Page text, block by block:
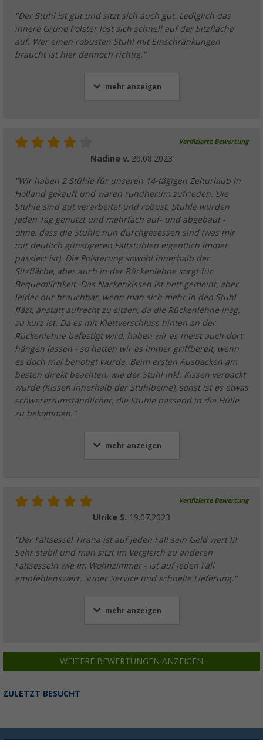
"Der Stuhl ist gut und sitzt sich auch gut. Lediglich das
innere Grüne Polster löst sich schnell auf der Sitzfläche
auf. Wer einen robusten Stuhl mit Einschränkungen
braucht ist hier dennoch richtig."
mehr anzeigen
Verifizierte Bewertung
Nadine v. 29.08.2023
"Wir haben 2 Stühle für unseren 14-tägigen Zelturlaub in
Holland gekauft und waren rundherum zufrieden. Die
Stühle sind gut verarbeitet und robust. Stühle wurden
jeden Tag genutzt und mehrfach auf- und abgebaut -
ohne, dass die Stühle nun durchgesessen sind (was mir
mit deutlich günstigeren Faltstühlen eigentlich immer
passiert ist). Die Polsterung sowohl innerhalb der
Sitzfläche, aber auch in der Rückenlehne sorgt für
Bequemlichkeit. Das Nackenkissen ist nett gemeint, aber
leider nur brauchbar, wenn man sich mehr in den Stuhl
fläzt, anstatt aufrecht zu sitzen, da die Rückenlehne insg.
zu kurz ist. Da es mit Klettverschluss hinten an der
Rückenlehne befestigt wird, haben wir es meist auch dort
hängen lassen - so hatten wir es immer griffbereit, wenn
es doch mal benötigt wurde. Beim ersten Auspacken am
besten direkt beachten, wie der Stuhl inkl. Kissen verpackt
wurde (Kissen innerhalb der Stuhlbeine), sonst ist es etwas
schwerer/umständlicher, die Stühle passend in die Hülle
zu bekommen."
mehr anzeigen
Verifizierte Bewertung
Ulrike S. 19.07.2023
"Der Faltsessel Tirana ist auf jeden Fall sein Geld wert !!!
Sehr stabil und man sitzt im Vergleich zu anderen
Faltsesseln wie im Wohnzimmer - ist auf jeden Fall
empfehlenswert. Super Service und schnelle Lieferung."
mehr anzeigen
WEITERE BEWERTUNGEN ANZEIGEN
ZULETZT BESUCHT